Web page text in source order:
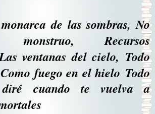
de las sombras, No
Recursos
ventanas del cielo, Todo
Como fuego en el hielo Todo
cuando te vuelva a